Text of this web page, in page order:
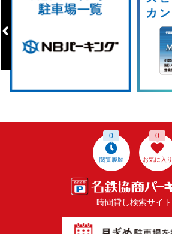
閲覧履歴
0
お気に入り
0
時間貸し検索サイト